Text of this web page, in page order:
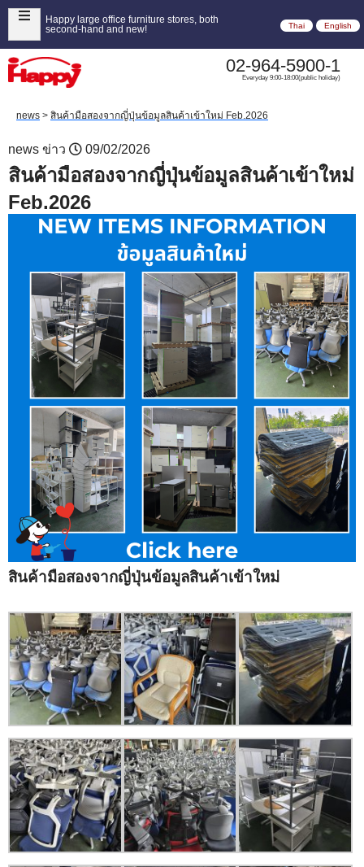
Happy large office furniture stores, both
second-hand and new!
Thai English
02-964-5900-1
Everyday 9:00-18:00(public holiday)
news > สินค้ามือสองจากญี่ปุ่นข้อมูลสินค้าเข้าใหม่ Feb.2026
news ข่าว 09/02/2026
สินค้ามือสองจากญี่ปุ่นข้อมูลสินค้าเข้าใหม่
Feb.2026
สินค้ามือสองจากญี่ปุ่นข้อมูลสินค้าเข้าใหม่